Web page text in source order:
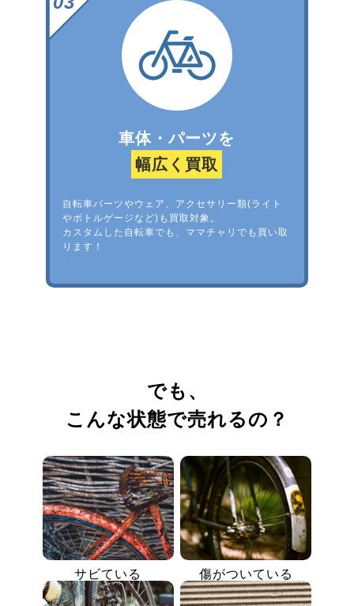
車体・パーツを
幅広く買取
自転車パーツやウェア、アクセサリー類(ライト
やボトルゲージなど)も買取対象。
カスタムした自転車でも、ママチャリでも買い取
ります！
でも、
こんな状態で売れるの？
サビている 傷がついている